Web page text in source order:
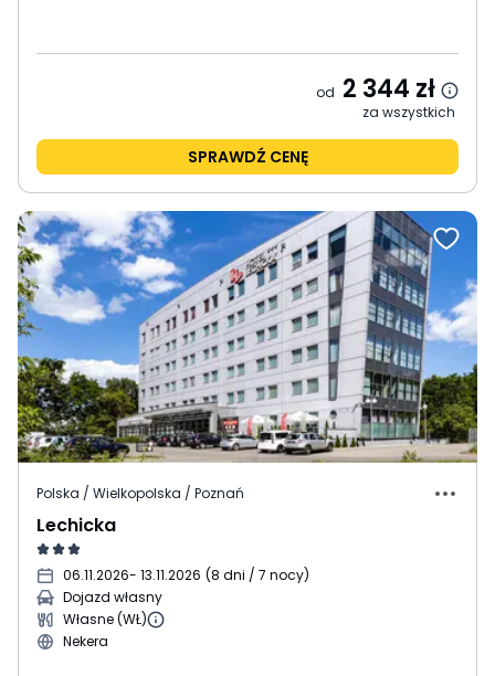
od 2 344 zł
za wszystkich
SPRAWDŹ CENĘ
Polska / Wielkopolska / Poznań
Lechicka
06.11.2026- 13.11.2026 (8 dni / 7 nocy)
Dojazd własny
Własne (WŁ)
Nekera